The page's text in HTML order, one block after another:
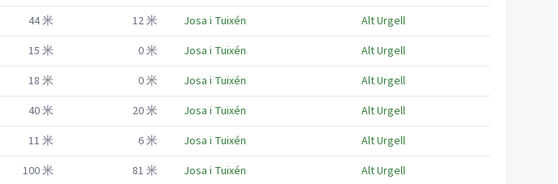
44米 12米 Josa i Tuixén
Alt Urgell
15 米 0米 Josa i Tuixén
Alt Urgell
18 米 0米 Josa i Tuixén
Alt Urgell
40米 20米 Josa i Tuixén
Alt Urgell
11 米 6米 Josa i Tuixén
Alt Urgell
100米 81 米 Josa i Tuixén Alt Urgell